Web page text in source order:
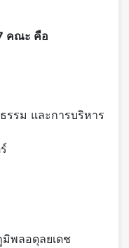
คณะ คือ
รรม และการบริหาร
พลอดุลยเดช